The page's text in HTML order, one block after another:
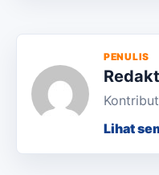
PENULIS
Lihat